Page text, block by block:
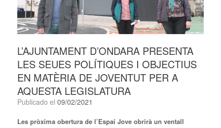
L’AJUNTAMENT D’ONDARA PRESENTA
LES SEUES POLÍTIQUES I OBJECTIUS
EN MATÈRIA DE JOVENTUT PER A
AQUESTA LEGISLATURA
Publicado el 09/02/2021
Les pròxima obertura de l’Espai Jove obrirà un ventall